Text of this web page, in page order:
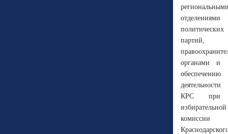
отделениями
политических
партий,
органами и
обеспечению
деятельности
КРС при
избирательной
комиссии